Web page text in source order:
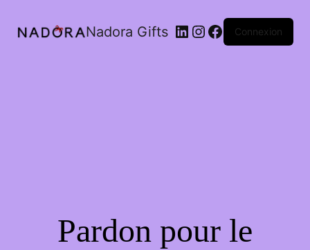
Nadora Gifts LinkedIn
Instagram
Facebook
Connexion
Pardon pour le